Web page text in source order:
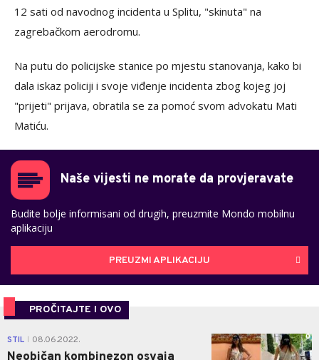
12 sati od navodnog incidenta u Splitu, "skinuta" na
zagrebačkom aerodromu.
Na putu do policijske stanice po mjestu stanovanja, kako bi
dala iskaz policiji i svoje viđenje incidenta zbog kojeg joj
"prijeti" prijava, obratila se za pomoć svom advokatu Mati
Matiću.
Naše vijesti ne morate da provjeravate
Budite bolje informisani od drugih, preuzmite Mondo mobilnu
aplikaciju
PREUZMI APLIKACIJU
PROČITAJTE I OVO
STIL 08.06.2022. 0